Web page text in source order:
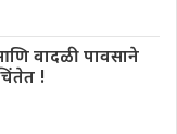
वादळी पावसाने
!